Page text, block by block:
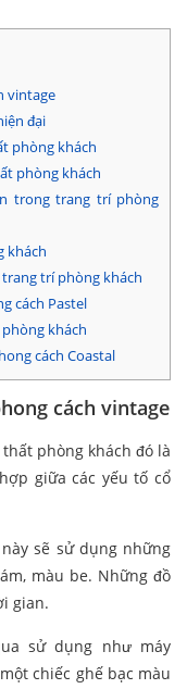
vintage
đại
phòng khách
phòng khách
trong trang trí phòng
khách
trí phòng khách
cách Pastel
khách
cách Coastal
cách vintage
phòng khách đó là
giữa các yếu tố cổ
sẽ sử dụng những
màu be. Những đồ
gian.
sử dụng như máy
chiếc ghế bạc màu